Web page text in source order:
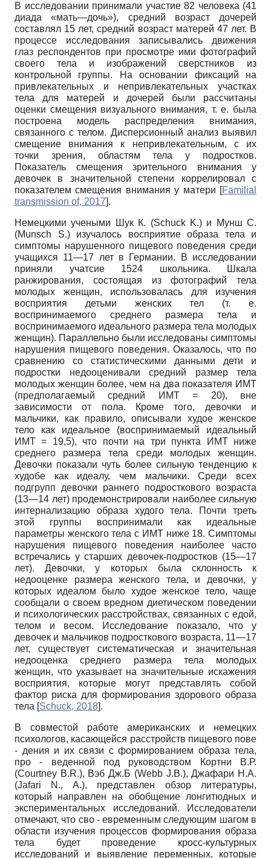
В исследовании принимали участие 82 человека (41
диада «мать—дочь»), средний возраст дочерей
составлял 15 лет, средний возраст матерей 47 лет. В
процессе исследования записывались движения
глаз респондентов при просмотре ими фотографий
своего тела и изображений сверстников из
контрольной группы. На основании фиксаций на
привлекательных и непривлекательных участках
тела для матерей и дочерей были рассчитаны
оценки смещения визуального внимания, т. е. была
построена модель распределения внимания,
связанного с телом. Дисперсионный анализ выявил
смещение внимания к непривлекательным, с их
точки зрения, областям тела у подростков.
Показатель смещения зрительного внимания у
девочек в значительной степени коррелировал с
показателем смещения внимания у матери [Familial
transmission of, 2017].
Немецкими учеными Шук К. (Schuck K.) и Мунш С.
(Munsch S.) изучалось восприятие образа тела и
симптомы нарушенного пищевого поведения среди
учащихся 11—17 лет в Германии. В исследовании
приняли учатсие 1524 школьника. Шкала
ранжирования, состоящая из фотографий тела
молодых женщин, использовалась для изучения
восприятия детьми женских тел (т. е.
воспринимаемого среднего размера тела и
воспринимаемого идеального размера тела молодых
женщин). Параллельно были исследованы симптомы
нарушения пищевого поведения. Оказалось, что по
сравнению со статистическими данными дети и
подростки недооценивали средний размер тела
молодых женщин более, чем на два показателя ИМТ
(предполагаемый средний ИМТ = 20), вне
зависимости от пола. Кроме того, девочки и
мальчики, как правило, описывали худое женское
тело как идеальное (воспринимаемый идеальный
ИМТ = 19,5), что почти на три пункта ИМТ ниже
среднего размера тела среди молодых женщин.
Девочки показали чуть более сильную тенденцию к
худобе как идеалу, чем мальчики. Среди всех
подгрупп девочки раннего подросткового возраста
(13—14 лет) продемонстрировали наиболее сильную
интернализацию образа худого тела. Почти треть
этой группы воспринимали как идеальные
параметры женского тела с ИМТ ниже 18. Симптомы
нарушения пищевого поведения наиболее часто
встречались у старших девочек-подростков (15—17
лет). Девочки, у которых была склонность к
недооценке размера женского тела, и девочки, у
которых идеалом было худое женское тело, чаще
сообщали о своем вредном диетическом поведении
и психологических расстройствах, связанных с едой,
телом и весом. Исследование показало, что у
девочек и мальчиков подросткового возраста, 11—17
лет, существует систематическая и значительная
недооценка среднего размера тела молодых
женщин, что указывает на значительные искажения
восприятия, которые могут представлять собой
фактор риска для формирования здорового образа
тела [Schuck, 2018].
В совместой работе американских и немецких
психологов, касающейся расстройств пищевого пове
- дения и их связи с формированием образа тела,
про - веденной под руководством Кортни В.Р.
(Courtney B.R.), Вэб Дж.Б (Webb J.B.), Джафари Н.А.
(Jafari N., A.), представлен обзор литературы,
который направлен на обобщение лонгитюдных и
экспериментальных исследований. Исследователи
отмечают, что сво - евременным следующим шагом в
области изучения процессов формирования образа
тела будет проведение кросс-культурных
исследований и выявление переменных, которые